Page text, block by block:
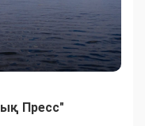
Пресс"